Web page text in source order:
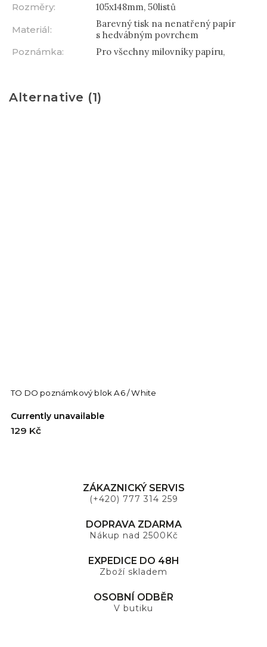
Rozměry:
105x148mm, 50listů
Materiál:
Barevný tisk na nenatřený papír
s hedvábným povrchem
Poznámka: Pro všechny milovníky papíru,
Alternative (1)
TO DO poznámkový blok A6 / White
Currently unavailable
129 Kč
ZÁKAZNICKÝ SERVIS
(+420) 777 314 259
DOPRAVA ZDARMA
Nákup nad 2500Kč
EXPEDICE DO 48H
Zboží skladem
OSOBNÍ ODBĚR
V butiku